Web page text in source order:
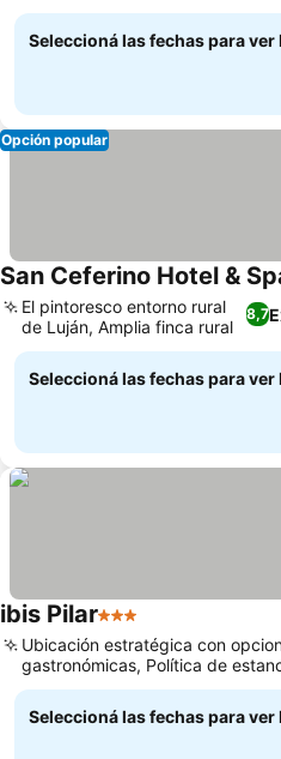
Seleccioná las fechas para
Opción popular
San Ceferino Hotel &
8,7
El pintoresco entorno rural
de Luján, Amplia finca rural
Seleccioná las fechas para
ibis Pilar3 Estrellas
Ubicación estratégica con
gastronómicas, Política de
familiar
Seleccioná las fechas para